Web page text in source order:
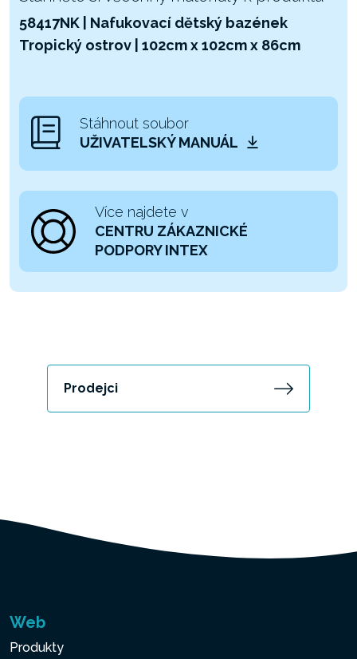
58417NK | Nafukovací dětský bazének
Tropický ostrov | 102cm x 102cm x 86cm
Stáhnout soubor
UŽIVATELSKÝ MANUÁL
Více najdete v
CENTRU ZÁKAZNICKÉ
PODPORY INTEX
Prodejci
Web
Produkty